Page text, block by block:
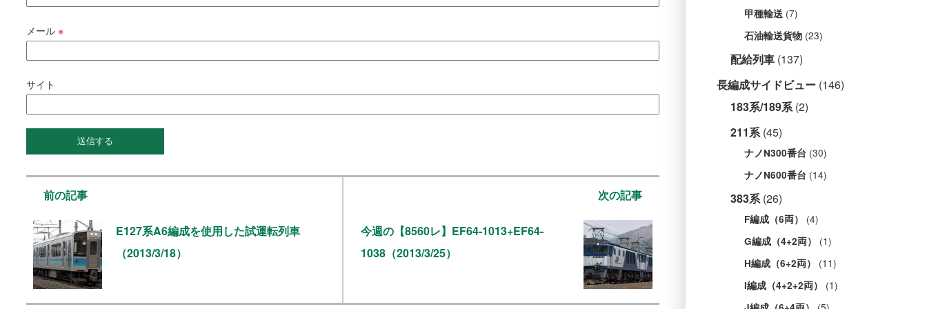
メール※
サイト
前の記事
E127系A6編成を使用した試運転列車
（2013/3/18）
次の記事
今週の【8560レ】EF64-1013+EF64-
1038（2013/3/25）
甲種輸送 (7)
石油輸送貨物 (23)
配給列車 (137)
長編成サイドビュー (146)
183系/189系(2)
211系(45)
ナノN300番台 (30)
ナノN600番台 (14)
383系(26)
F編成（6両） (4)
G編成（4+2両） (1)
H編成（6+2両） (11)
I編成（4+2+2両） (1)